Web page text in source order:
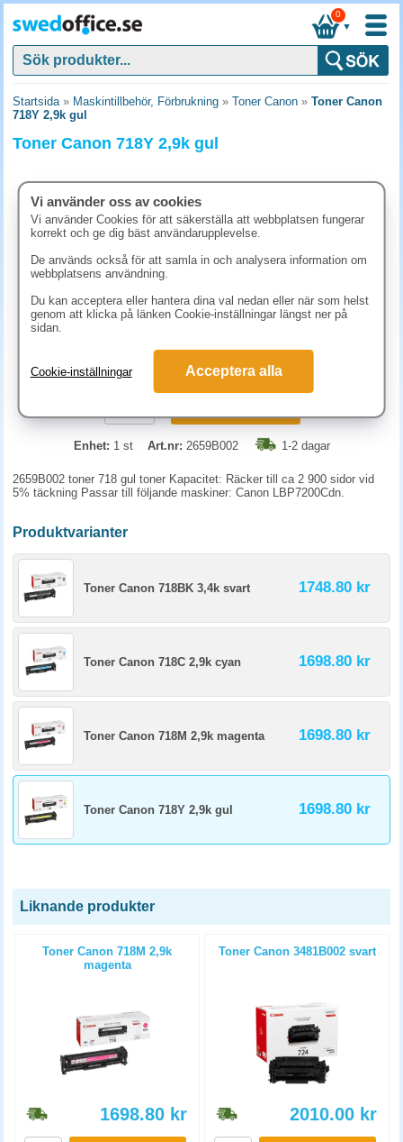
▼
0
Startsida» Maskintillbehör, Förbrukning » Toner Canon » Toner Canon
718Y 2,9k gul
Toner Canon 718Y 2,9k gul
1698.80 kr (inkl. moms)
Enhet: 1 st Art.nr: 2659B002 1-2 dagar
2659B002 toner 718 gul toner Kapacitet: Räcker till ca 2 900 sidor vid
5% täckning Passar till följande maskiner: Canon LBP7200Cdn.
Produktvarianter
Toner Canon 718BK 3,4k svart 1748.80 kr
Toner Canon 718C 2,9k cyan 1698.80 kr
Toner Canon 718M 2,9k magenta 1698.80 kr
Toner Canon 718Y 2,9k gul 1698.80 kr
Liknande produkter
Toner Canon 718M 2,9k
magenta
1698.80 kr
Toner Canon 3481B002 svart
2010.00 kr
Vi använder oss av cookies
Vi använder Cookies för att säkerställa att webbplatsen fungerar
korrekt och ge dig bäst användarupplevelse.
De används också för att samla in och analysera information om
webbplatsens användning.
Du kan acceptera eller hantera dina val nedan eller när som helst
genom att klicka på länken Cookie-inställningar längst ner på
sidan.
Cookie-inställningar Acceptera alla